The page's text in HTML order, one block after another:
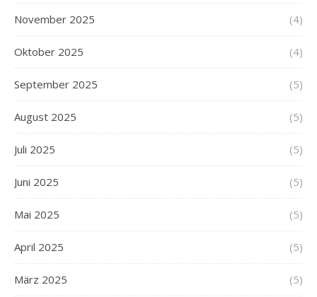
November 2025 (4)
Oktober 2025 (4)
September 2025 (5)
August 2025 (5)
Juli 2025 (5)
Juni 2025 (5)
Mai 2025 (5)
April 2025 (5)
März 2025 (5)